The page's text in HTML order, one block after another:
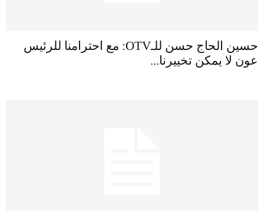
حسين الحاج حسن للـOTV: مع احترامنا للرئيس
عون لا يمكن تخييرنا...